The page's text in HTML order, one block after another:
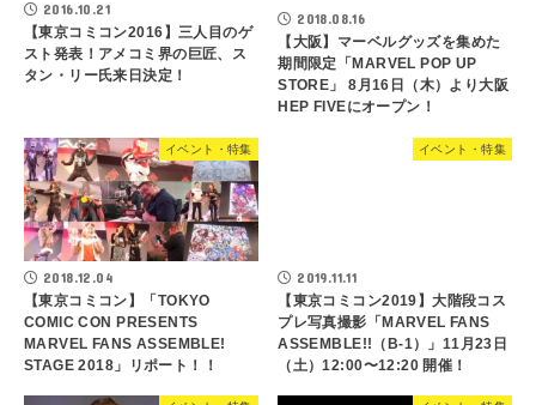
2016.10.21
【東京コミコン2016】三人目のゲ
スト発表！アメコミ界の巨匠、ス
タン・リー氏来日決定！
2018.08.16
【大阪】マーベルグッズを集めた
期間限定「MARVEL POP UP
STORE」 8月16日（木）より大阪
HEP FIVEにオープン！
イベント・特集
2018.12.04
【東京コミコン】「TOKYO
COMIC CON PRESENTS
MARVEL FANS ASSEMBLE!
STAGE 2018」リポート！！
イベント・特集
2019.11.11
【東京コミコン2019】大階段コス
プレ写真撮影「MARVEL FANS
ASSEMBLE!!（B-1）」11月23日
（土）12:00〜12:20 開催！